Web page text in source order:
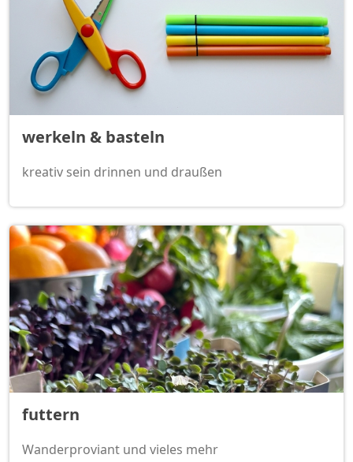
werkeln & basteln
kreativ sein drinnen und draußen
futtern
Wanderproviant und vieles mehr